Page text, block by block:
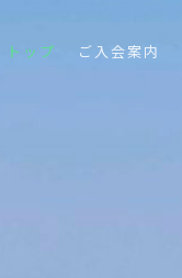
トップ ご入会案内